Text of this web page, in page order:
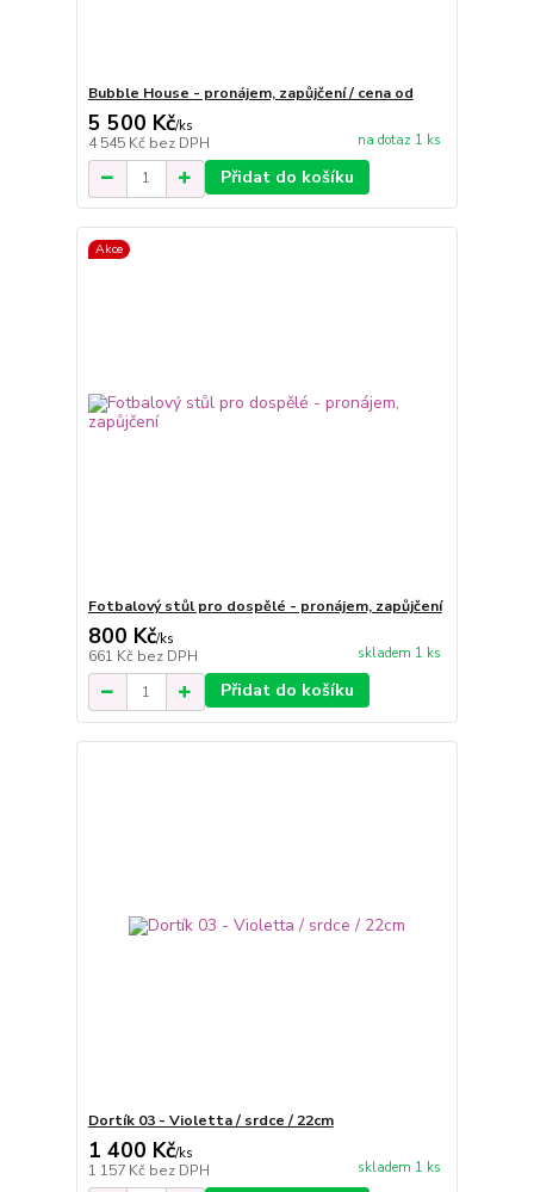
Bubble House - pronájem, zapůjčení / cena od
5 500 Kč/ks
4 545 Kč bez DPH na dotaz 1 ks
Přidat do košíku
Akce
Fotbalový stůl pro dospělé - pronájem, zapůjčení
800 Kč/ks
661 Kč bez DPH skladem 1 ks
Přidat do košíku
Dortík 03 - Violetta / srdce / 22cm
1 400 Kč/ks
1 157 Kč bez DPH skladem 1 ks